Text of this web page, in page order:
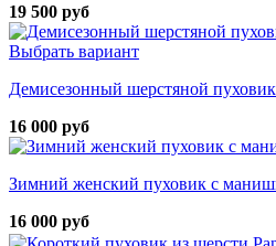
19 500 руб
Выбрать вариант
Демисезонный шерстяной
16 000 руб
Зимний женский пуховик с
16 000 руб